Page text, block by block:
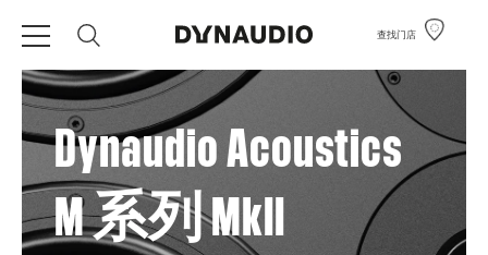
查找门店
Dynaudio Acoustics
M 系列 MkII